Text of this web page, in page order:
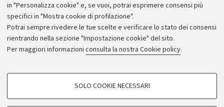
in "Personalizza cookie" e, se vuoi, potrai esprimere consensi più
specifici in "Mostra cookie di profilazione".
Potrai sempre rivedere le tue scelte e verificare lo stato dei consensi
rientrando nella sezione "Impostazione cookie" del sito.
Per maggiori informazioni consulta la nostra Cookie policy.
COOKIE DI PROFILAZIONE - FACOLTATIVI
SOLO COOKIE NECESSARI
Privacy
Note legali
NormAteneo
Impostazioni Cookie